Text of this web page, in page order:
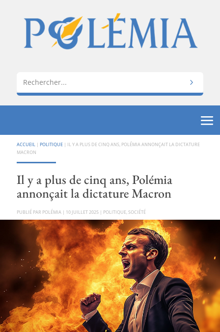
ACCUEIL | POLITIQUE| IL Y A PLUS DE CINQ ANS, POLÉMIA ANNONÇAIT LA DICTATURE
MACRON
Il y a plus de cinq ans, Polémia
annonçait la dictature Macron
PAR POLÉMIA | 10 JUILLET 2025| POLITIQUE, SOCIÉTÉ